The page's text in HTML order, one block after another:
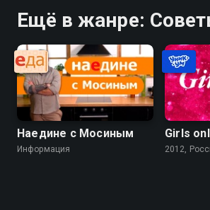
Ещё в жанре:
Наедине с Мосиным
Информация
Girls
2012,